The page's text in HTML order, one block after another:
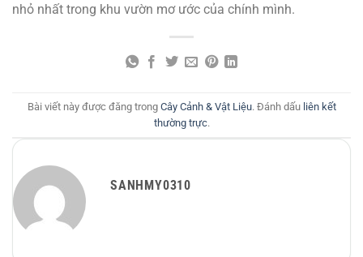
nhỏ nhất trong khu vườn mơ ước của chính mình.
Bài viết này được đăng trong Cây Cảnh & Vật Liệu. Đánh dấu liên kết
thường trực.
SANHMY0310